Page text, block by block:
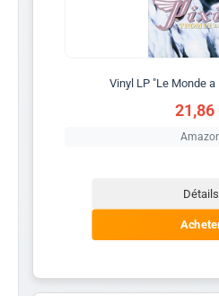
Vinyl LP "Le Monde a
21,86
Détails